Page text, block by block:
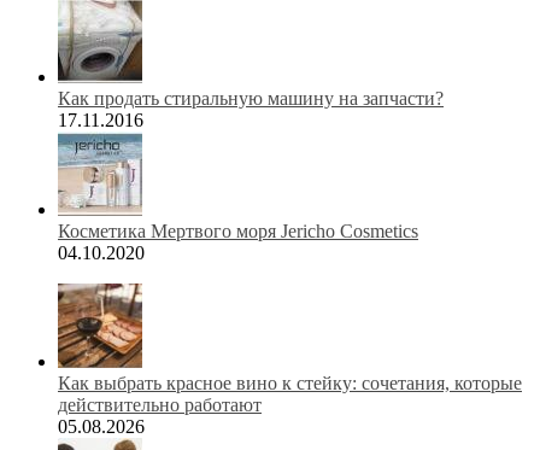
Как продать стиральную машину на запчасти?
17.11.2016
Косметика Мертвого моря Jericho Cosmetics
04.10.2020
Как выбрать красное вино к стейку: сочетания, которые
действительно работают
05.08.2026